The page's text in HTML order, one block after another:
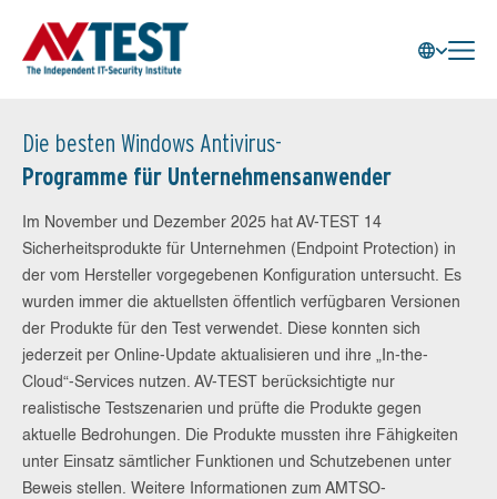
Die besten Windows Antivirus-
Programme für Unternehmensanwender
Im November und Dezember 2025 hat AV-TEST 14
Sicherheitsprodukte für Unternehmen (Endpoint Protection) in
der vom Hersteller vorgegebenen Konfiguration untersucht. Es
wurden immer die aktuellsten öffentlich verfügbaren Versionen
der Produkte für den Test verwendet. Diese konnten sich
jederzeit per Online-Update aktualisieren und ihre „In-the-
Cloud“-Services nutzen. AV-TEST berücksichtigte nur
realistische Testszenarien und prüfte die Produkte gegen
aktuelle Bedrohungen. Die Produkte mussten ihre Fähigkeiten
unter Einsatz sämtlicher Funktionen und Schutzebenen unter
Beweis stellen. Weitere Informationen zum AMTSO-